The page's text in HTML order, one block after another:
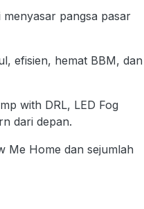
pangsa pasar
efisien, hemat BBM, dan
with DRL, LED Fog
dari depan.
Me Home dan sejumlah